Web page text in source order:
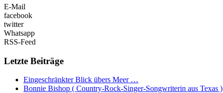
E-Mail
facebook
twitter
Whatsapp
RSS-Feed
Letzte Beiträge
Eingeschränkter Blick übers Meer …
Bonnie Bishop ( Country-Rock-Singer-Songwriterin aus Texas )